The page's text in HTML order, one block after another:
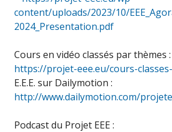
content/uploads/2023/10/
2024_Presentation.pdf
Cours en vidéo classés par thèmes :
https://projet-eee.eu/cours-
E.E.E. sur Dailymotion :
http://www.dailymotion.com/
Podcast du Projet EEE :